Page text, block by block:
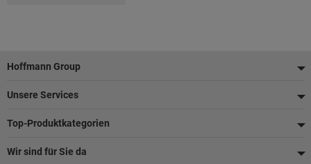
Fußzeile
Hoffmann Group
Unsere Services
Top-Produktkategorien
Wir sind für Sie da